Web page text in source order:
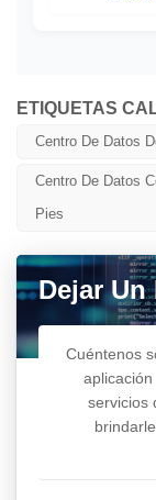
ETIQUETAS
Centro De Datos
Centro De Datos
Pies
Dejar Un
Cuéntenos
servicios